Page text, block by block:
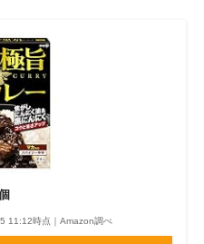
11:12時点｜Amazon調べ